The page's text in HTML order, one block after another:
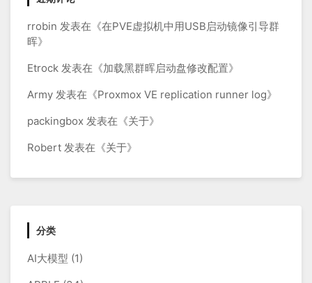
rrobin 发表在《在PVE虚拟机中用USB启动镜像引导群
晖》
Etrock 发表在《加载黑群晖启动盘修改配置》
Army 发表在《Proxmox VE replication runner log》
packingbox 发表在《关于》
Robert 发表在《关于》
分类
AI大模型 (1)